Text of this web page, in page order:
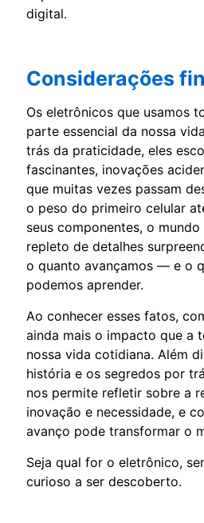
digital.
Considerações
Os eletrônicos que usamos
parte essencial da nossa
trás da praticidade, eles
fascinantes, inovações
que muitas vezes passam
o peso do primeiro celular
seus componentes, o
repleto de detalhes
o quanto avançamos — e o
podemos aprender.
Ao conhecer esses fatos,
ainda mais o impacto que a
nossa vida cotidiana. Além
história e os segredos por
nos permite refletir sobre a
inovação e necessidade, e
avanço pode transformar o
Seja qual for o eletrônico,
curioso a ser descoberto.